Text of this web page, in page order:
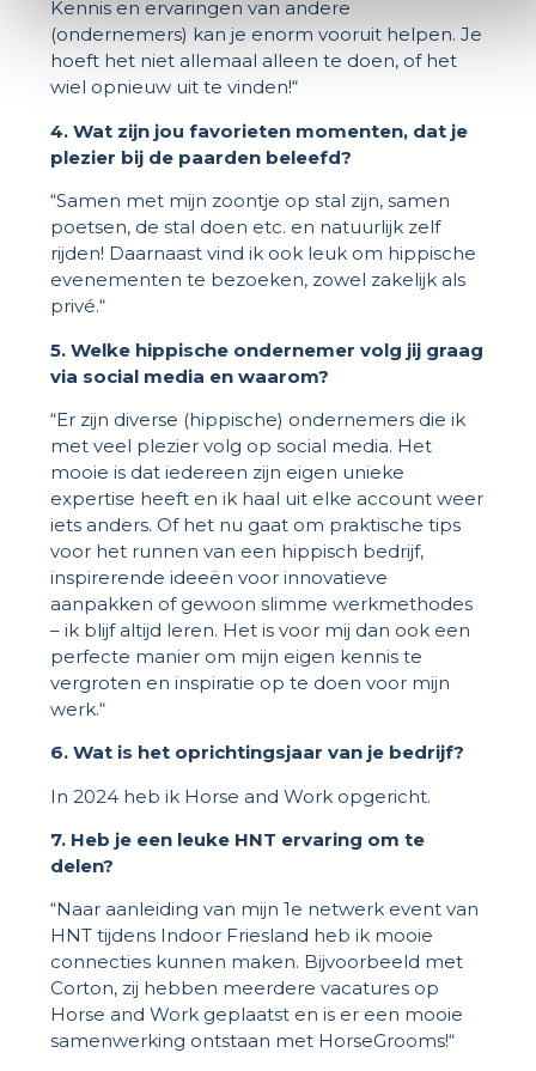
Kennis en ervaringen van andere
(ondernemers) kan je enorm vooruit helpen. Je
hoeft het niet allemaal alleen te doen, of het
wiel opnieuw uit te vinden!“
4. Wat zijn jou favorieten momenten, dat je
plezier bij de paarden beleefd?
“Samen met mijn zoontje op stal zijn, samen
poetsen, de stal doen etc. en natuurlijk zelf
rijden! Daarnaast vind ik ook leuk om hippische
evenementen te bezoeken, zowel zakelijk als
privé.“
5. Welke hippische ondernemer volg jij graag
via social media en waarom?
“Er zijn diverse (hippische) ondernemers die ik
met veel plezier volg op social media. Het
mooie is dat iedereen zijn eigen unieke
expertise heeft en ik haal uit elke account weer
iets anders. Of het nu gaat om praktische tips
voor het runnen van een hippisch bedrijf,
inspirerende ideeën voor innovatieve
aanpakken of gewoon slimme werkmethodes
– ik blijf altijd leren. Het is voor mij dan ook een
perfecte manier om mijn eigen kennis te
vergroten en inspiratie op te doen voor mijn
werk.“
6. Wat is het oprichtingsjaar van je bedrijf?
In 2024 heb ik Horse and Work opgericht.
7. Heb je een leuke HNT ervaring om te
delen?
“Naar aanleiding van mijn 1e netwerk event van
HNT tijdens Indoor Friesland heb ik mooie
connecties kunnen maken. Bijvoorbeeld met
Corton, zij hebben meerdere vacatures op
Horse and Work geplaatst en is er een mooie
samenwerking ontstaan met HorseGrooms!“